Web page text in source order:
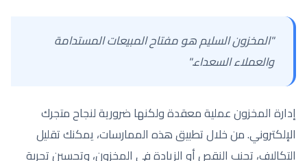
"المخزون السليم هو مفتاح المبيعات المستدامة
والعملاء السعداء."
إدارة المخزون عملية معقدة ولكنها ضرورية لنجاح متجرك
الإلكتروني. من خلال تطبيق هذه الممارسات، يمكنك تقليل
التكاليف، تجنب النقص أو الزيادة في المخزون، وتحسين تجربة